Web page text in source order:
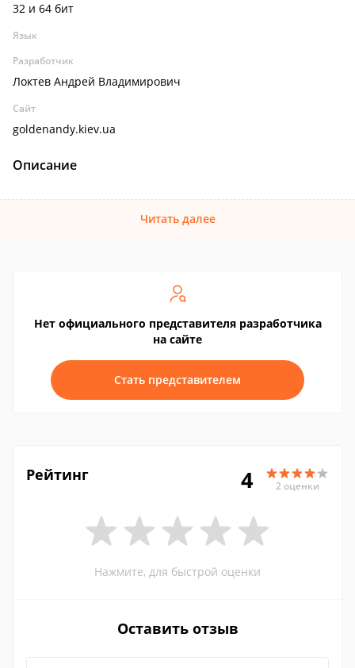
32 и 64 бит
Язык
Разработчик
Локтев Андрей Владимирович
Сайт
goldenandy.kiev.ua
Описание
Читать далее
Нет официального представителя разработчика
на сайте
Стать представителем
Рейтинг 4 2 оценки
Нажмите, для быстрой оценки
Оставить отзыв